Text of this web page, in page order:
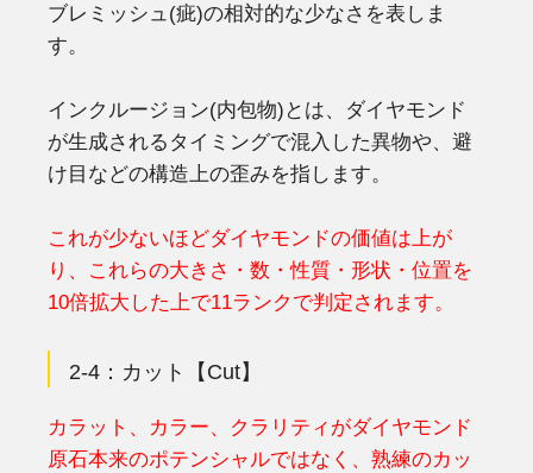
ブレミッシュ(疵)の相対的な少なさを表しま
す。
インクルージョン(内包物)とは、ダイヤモンド
が生成されるタイミングで混入した異物や、避
け目などの構造上の歪みを指します。
これが少ないほどダイヤモンドの価値は上が
り、これらの大きさ ・数・性質・形状・位置を
10倍拡大した上で11ランクで判定されます。
2-4：カット【Cut】
カラット、カラー、クラリティがダイヤモンド
原石本来のポテンシャルではなく、熟練のカッ